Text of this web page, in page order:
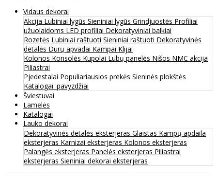
Vidaus dekorai
Akcija Lubiniai lygūs Sieniniai lygūs Grindjuostės Profiliai
užuolaidoms LED profiliai Dekoratyviniai balkiai
Rozetės Lubiniai raštuoti Sieniniai raštuoti Dekoratyvinės
detalės Durų apvadai Kampai Klijai
Kolonos Konsolės Kupolai Lubų panelės Nišos NMC akcija
Piliastrai
Pjedestalai Populiariausios prekės Sieninės plokštės
Katalogai. pavyzdžiai
Šviestuvai
Lamelės
Katalogai
Lauko dekorai
Dekoratyvinės detalės eksterjeras Glaistas Kampų apdaila
eksterjeras Karnizai eksterjeras Kolonos eksterjeras
Palangės eksterjeras Panelės eksterjeras Piliastrai
eksterjeras Sieniniai dekorai eksterjeras